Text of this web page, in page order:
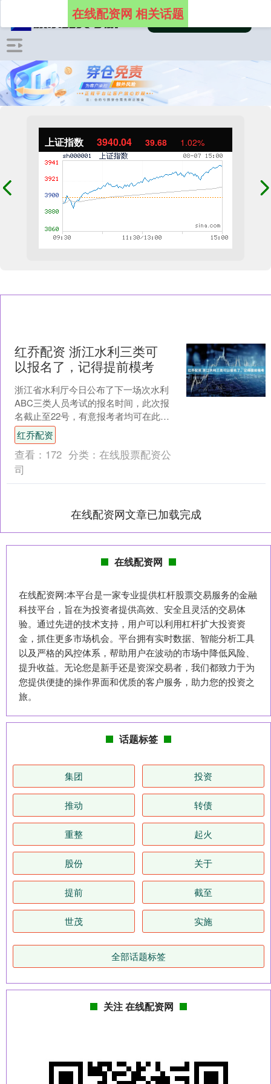
上证指数 3940.04 39.68 1.02%
在线配资网 相关话题
红乔配资 浙江水利三类可
以报名了，记得提前模考
浙江省水利厅今日公布了下一场次水利
ABC三类人员考试的报名时间，此次报
名截止至22号，有意报考者均可在此期
间完成报名事宜。 报名完成后，报考人
员需完成规定学时的....
红乔配资
查看： 172 分类： 在线股票配资公
司
在线配资网文章已加载完成
在线配资网
在线配资网:本平台是一家专业提供杠杆股票交易服务的金融
科技平台，旨在为投资者提供高效、安全且灵活的交易体
验。通过先进的技术支持，用户可以利用杠杆扩大投资资
金，抓住更多市场机会。平台拥有实时数据、智能分析工具
以及严格的风控体系，帮助用户在波动的市场中降低风险、
提升收益。无论您是新手还是资深交易者，我们都致力于为
您提供便捷的操作界面和优质的客户服务，助力您的投资之
旅。
话题标签
集团 投资
推动 转债
重整 起火
股份 关于
提前 截至
世茂 实施
全部话题标签
关注 在线配资网